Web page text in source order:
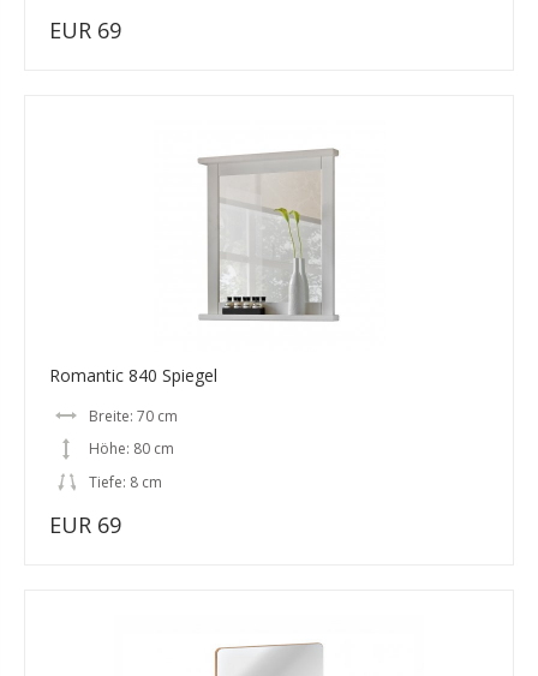
EUR 69
Romantic 840 Spiegel
Breite: 70 cm
Höhe: 80 cm
Tiefe: 8 cm
EUR 69